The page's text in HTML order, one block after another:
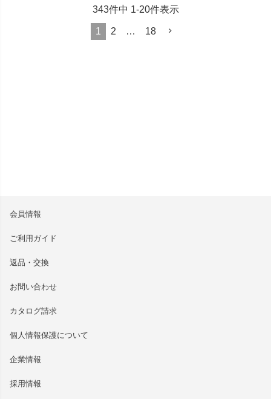
343件中 1-20件表示
1 2 … 18
会員情報
ご利用ガイド
返品・交換
お問い合わせ
カタログ請求
個人情報保護について
企業情報
採用情報